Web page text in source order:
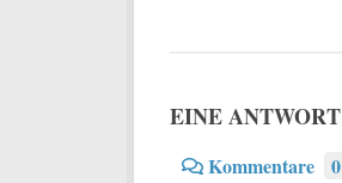
EINE ANTWORT
Kommentare 0